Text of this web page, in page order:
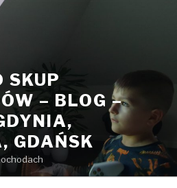
SKUP
– BLOG –
GDAŃSK